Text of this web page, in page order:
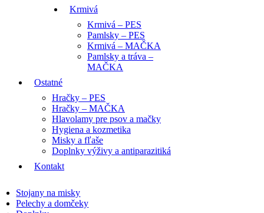
Krmivá
Krmivá – PES
Pamlsky – PES
Krmivá – MAČKA
Pamlsky a tráva –
MAČKA
Ostatné
Hračky – PES
Hračky – MAČKA
Hlavolamy pre psov a mačky
Hygiena a kozmetika
Misky a fľaše
Doplnky výživy a antiparazitiká
Kontakt
Stojany na misky
Pelechy a domčeky